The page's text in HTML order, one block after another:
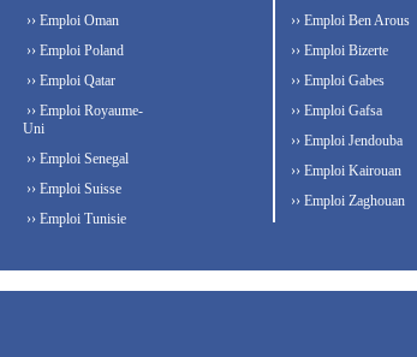
›› Emploi Oman
›› Emploi Poland
›› Emploi Qatar
›› Emploi Royaume-
Uni
›› Emploi Senegal
›› Emploi Suisse
›› Emploi Tunisie
›› Emploi Ben Arous
›› Emploi Bizerte
›› Emploi Gabes
›› Emploi Gafsa
›› Emploi Jendouba
›› Emploi Kairouan
›› Emploi Zaghouan